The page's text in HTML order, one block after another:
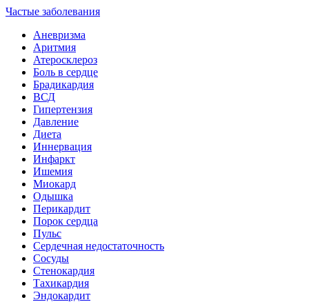
Частые заболевания
Аневризма
Аритмия
Атеросклероз
Боль в сердце
Брадикардия
ВСД
Гипертензия
Давление
Диета
Иннервация
Инфаркт
Ишемия
Миокард
Одышка
Перикардит
Порок сердца
Пульс
Сердечная недостаточность
Сосуды
Стенокардия
Тахикардия
Эндокардит